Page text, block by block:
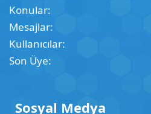
Konular
Mesajlar
Kullanıcılar
Son Üye
Sosyal Medya